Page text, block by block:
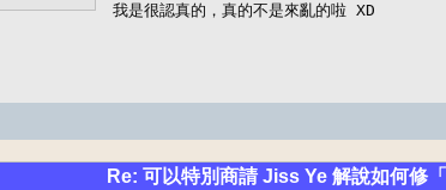
我是很認真的，真的不是來亂的啦 XD
Re: 可以特別商請 Jiss Ye 解說如何修